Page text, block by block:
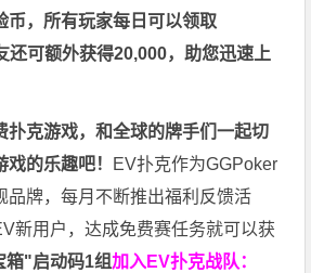
币，所有玩家每日可以领取
还可额外获得20,000，助您迅速上
扑克游戏，和全球的牌手们一起切
的乐趣吧！ EV扑克作为GGPoker
品牌，每月不断推出福利反馈活
新用户，达成免费赛任务就可以获
箱"启动码1组加入EV扑克战队：